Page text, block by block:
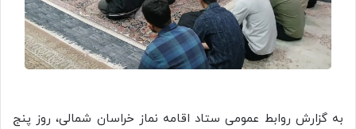
به گزارش روابط عمومی ستاد اقامه نماز خراسان شمالی، روز پنج